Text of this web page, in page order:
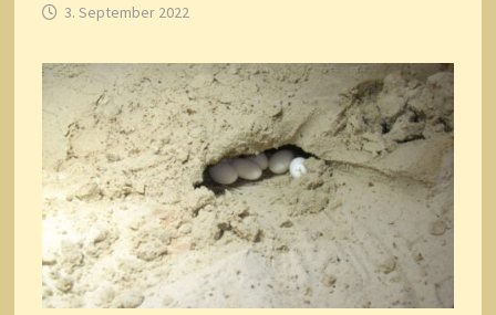
3. September 2022